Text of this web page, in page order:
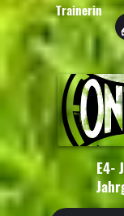
Trainerin
E4-